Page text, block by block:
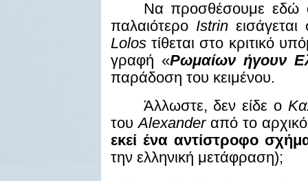
Να προσθέσουμε εδώ
παλαιότερο Istrin
Lolos τίθεται στο κριτικό
γραφή «Ρωμαίων ήγουν
παράδοση του κειμένου.
Άλλωστε, δεν είδε ο
τουAlexander από το
εκεί ένα αντίστροφο
την ελληνική μετάφραση);